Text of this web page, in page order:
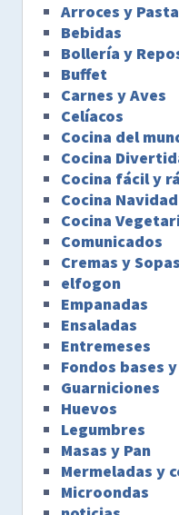
Arroces y
Bebidas
Bollería y
Buffet
Carnes y Aves
Celíacos
Cocina del
Cocina
Cocina fácil y
Cocina Navidad
Cocina
Comunicados
Cremas y Sopas
elfogon
Empanadas
Ensaladas
Entremeses
Fondos bases
Guarniciones
Huevos
Legumbres
Masas y Pan
Mermeladas y
Microondas